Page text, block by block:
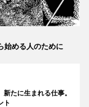
始める人のために
たに生まれる仕事。
ト